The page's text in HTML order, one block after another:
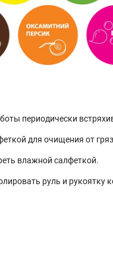
периодически
для очищения от
влажной салфеткой.
руль и рукоятку